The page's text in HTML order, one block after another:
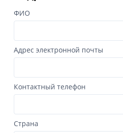
ФИО
Адрес электронной почты
Контактный телефон
Страна